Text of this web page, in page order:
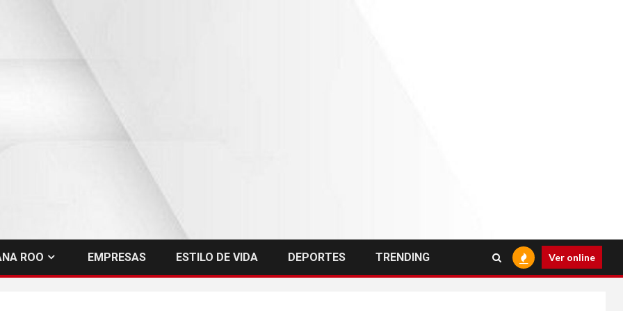
ROO EMPRESAS ESTILO DE VIDA DEPORTES TRENDING Ver online